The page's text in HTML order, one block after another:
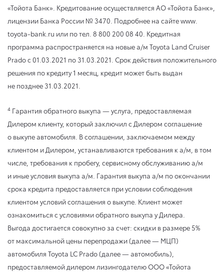
«Тойота Банк». Кредитование осуществляется АО «Тойота Банк»,
лицензии Банка России № 3470. Подробнее на сайте www.
toyota-bank.ru или по тел. 8 800 200 08 40. Кредитная
программа распространяется на новые а/м Toyota Land Cruiser
Pradoс 01.03.2021 по 31.03.2021 . Срок действия положительного
решения по кредиту 1 месяц, кредит может быть выдан
не позднее 31.03.2021.
4 Гарантия обратного выкупа — услуга, предоставляемая
Дилером клиенту, который заключил с Дилером соглашение
о выкупе автомобиля. В соглашении, заключаемом между
клиентом и Дилером, устанавливаются требования к а/м, в том
числе, требования к пробегу, сервисному обслуживанию а/м
и иные условия выкупа а/м. Гарантия выкупа а/м по окончании
срока кредита предоставляется при условии соблюдения
клиентом условий соглашения о выкупе. Клиент может
ознакомиться с условиями обратного выкупа у Дилера.
Выгода достигается совокупно за счет: скидки в размере 5%
от максимальной цены перепродажи (далее — МЦП)
автомобиля Toyota LC Prado (далее — автомобиль),
предоставляемой дилером лизингодателю ООО «Тойота